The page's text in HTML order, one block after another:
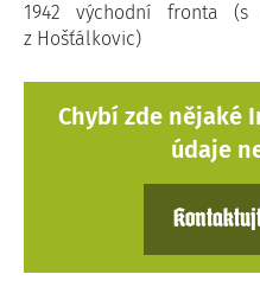
1942 východní fronta
z Hošťálkovic)
Chybí zde nějaké
údaje